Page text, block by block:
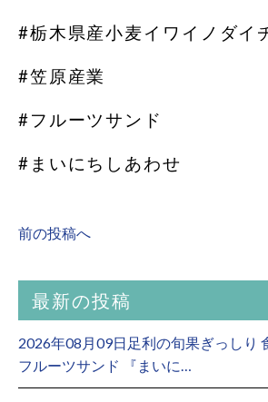
#栃木県産小麦イワイノダイ
#笠原産業
#フルーツサンド
#まいにちしあわせ
前の投稿へ
最新の投稿
2026年08月09日足利の旬果ぎっしり
フルーツサンド 『まいに…